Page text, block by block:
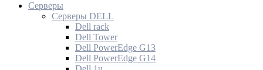
Серверы
Серверы DELL
Dell rack
Dell Tower
Dell PowerEdge G13
Dell PowerEdge G14